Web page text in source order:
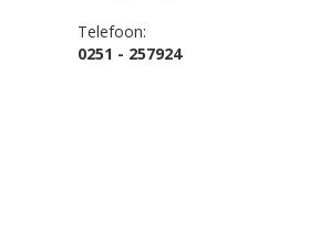
Telefoon:
0251 - 257924